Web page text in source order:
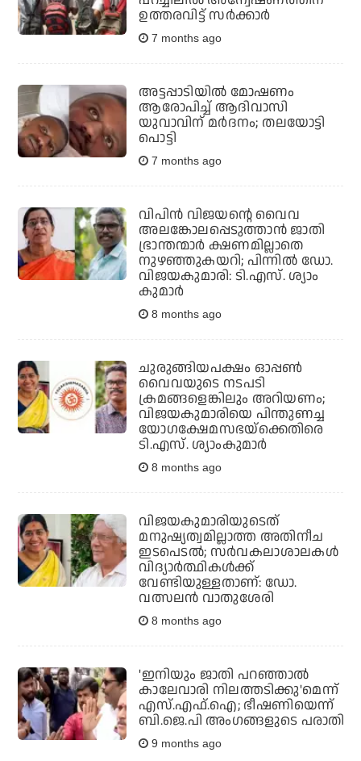
ഉത്തരവിട്ട് സര്‍ക്കാര്‍
7 months ago
അട്ടപ്പാടിയില്‍ മോഷണം
ആരോപിച്ച് ആദിവാസി
യുവാവിന് മര്‍ദനം; തലയോട്ടി
പൊട്ടി
7 months ago
വിപിന്‍ വിജയന്റെ വൈവ
അലങ്കോലപ്പെടുത്താന്‍ ജാതി
ഭ്രാന്തന്മാര്‍ ക്ഷണമില്ലാതെ
നുഴഞ്ഞുകയറി; പിന്നില്‍ ഡോ.
വിജയകുമാരി: ടി.എസ്. ശ്യാം
കുമാര്‍
8 months ago
ചുരുങ്ങിയപക്ഷം ഓപ്പണ്‍
വൈവയുടെ നടപടി
ക്രമങ്ങളെങ്കിലും അറിയണം;
വിജയകുമാരിയെ പിന്തുണച്ച
യോഗക്ഷേമസഭയ്‌ക്കെതിരെ
ടി.എസ്. ശ്യാംകുമാര്‍
8 months ago
വിജയകുമാരിയുടെത്
മനുഷ്യത്വമില്ലാത്ത അതിനീച
ഇടപെടല്‍; സര്‍വകലാശാലകള്‍
വിദ്യാര്‍ത്ഥികള്‍ക്ക്
വേണ്ടിയുള്ളതാണ്: ഡോ.
വത്സലന്‍ വാതുശേരി
8 months ago
'ഇനിയും ജാതി പറഞ്ഞാല്‍
കാലേവാരി നിലത്തടിക്കു'മെന്ന്
എസ്.എഫ്.ഐ; ഭീഷണിയെന്ന്
ബി.ജെ.പി അംഗങ്ങളുടെ പരാതി
9 months ago